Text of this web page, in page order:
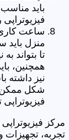
باید
ساعت کاری
منزل باید
تا بتواند
همچنین،
نیز داشته
شکل ممکن
فیزیوتراپی
مرکز
تجربه، تجهیزات